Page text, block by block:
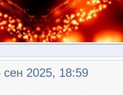
сен 2025, 18:59